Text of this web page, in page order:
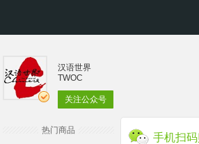
汉语世界
TWOC
关注公众号
热门商品
手机扫